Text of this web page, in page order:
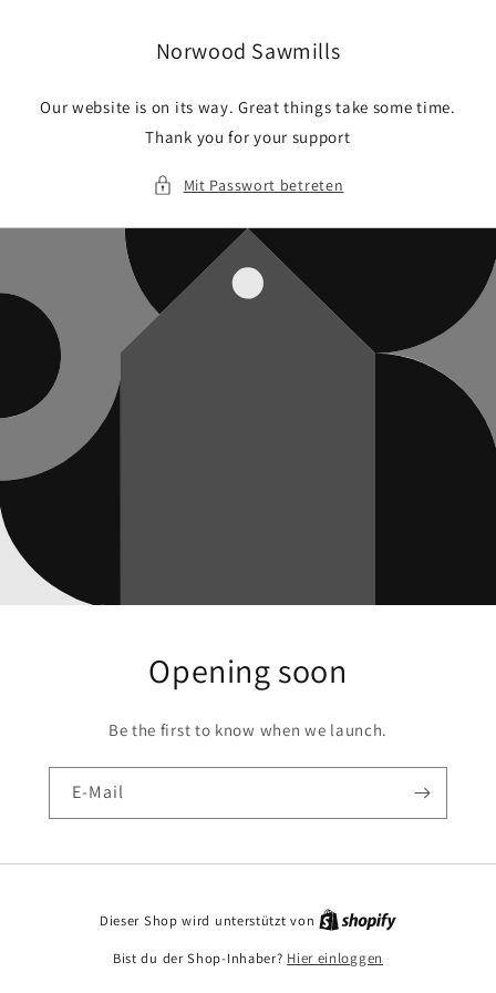
Norwood Sawmills
Our website is on its way. Great things take some time.
Thank you for your support
Mit Passwort betreten
Opening soon
Be the first to know when we launch.
E-Mail
Dieser Shop wird unterstützt von
Bist du der Shop-Inhaber? Hier einloggen